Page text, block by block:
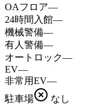
OAフロア—
24時間入館—
機械警備—
有人警備—
オートロック—
EV—
非常用EV—
駐車場
なし